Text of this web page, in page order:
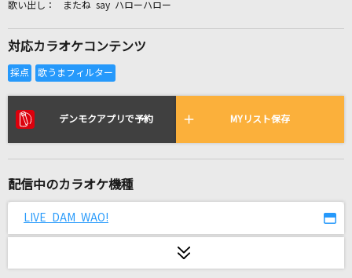
リアルタイムで歌われている曲の一覧
オルフェンズの涙
エバーグリーン
またね say ハローハロー
対応カラオケコンテンツ
デンモクアプリで予約 MYリスト保存
配信中のカラオケ機種
LIVE DAM WAO!